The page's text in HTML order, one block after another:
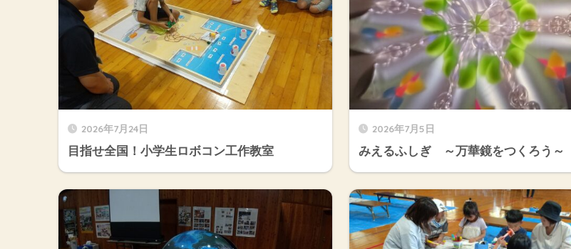
2026年7月24日
目指せ全国！小学生ロボコン工作教室
2026年7月5日
みえるふしぎ ～万華鏡をつくろう～